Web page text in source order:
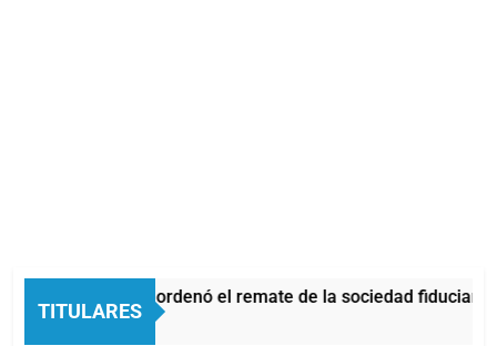
TITULARES
La Justicia ordenó el remate de la sociedad fiduciaria
3 Horas Atrás